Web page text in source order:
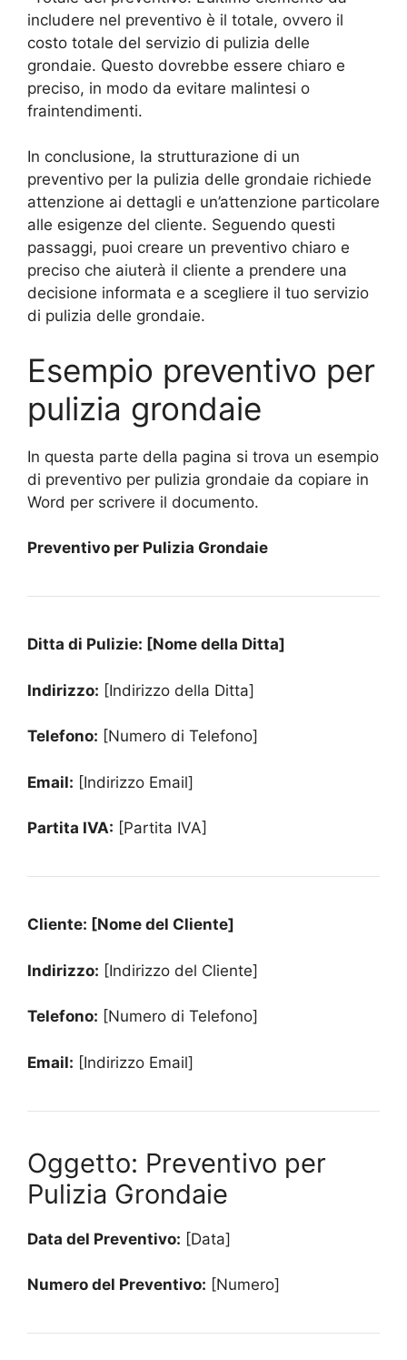
includere nel preventivo è il totale, ovvero il
costo totale del servizio di pulizia delle
grondaie. Questo dovrebbe essere chiaro e
preciso, in modo da evitare malintesi o
fraintendimenti.
In conclusione, la strutturazione di un
preventivo per la pulizia delle grondaie richiede
attenzione ai dettagli e un’attenzione particolare
alle esigenze del cliente. Seguendo questi
passaggi, puoi creare un preventivo chiaro e
preciso che aiuterà il cliente a prendere una
decisione informata e a scegliere il tuo servizio
di pulizia delle grondaie.
Esempio preventivo per
pulizia grondaie
In questa parte della pagina si trova un esempio
di preventivo per pulizia grondaie da copiare in
Word per scrivere il documento.
Preventivo per Pulizia Grondaie
Ditta di Pulizie: [Nome della Ditta]
Indirizzo: [Indirizzo della Ditta]
Telefono: [Numero di Telefono]
Email: [Indirizzo Email]
Partita IVA: [Partita IVA]
Cliente: [Nome del Cliente]
Indirizzo: [Indirizzo del Cliente]
Telefono: [Numero di Telefono]
Email: [Indirizzo Email]
Oggetto: Preventivo per
Pulizia Grondaie
Data del Preventivo: [Data]
Numero del Preventivo: [Numero]